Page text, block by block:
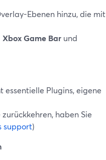
Ebenen hinzu, die mit
Game Bar und
essentielle Plugins, eigene
haben Sie
support)